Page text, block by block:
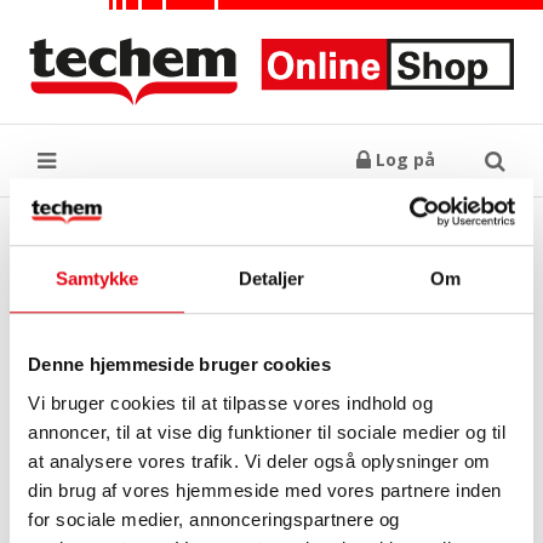
Samtykke Detaljer Om
Denne hjemmeside bruger cookies
Vi bruger cookies til at tilpasse vores indhold og
annoncer, til at vise dig funktioner til sociale medier og til
at analysere vores trafik. Vi deler også oplysninger om
din brug af vores hjemmeside med vores partnere inden
for sociale medier, annonceringspartnere og
Log på Søg
Målerhus – 130 mm (G 1 B)
Varenr.: 00160333
VVS-nr.: 4883 19238